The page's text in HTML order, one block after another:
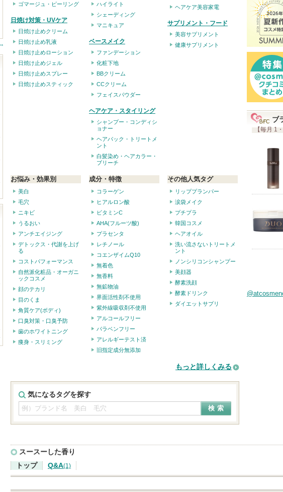
ゴマージュ・ピーリング
日焼け対策・UVケア
日焼け止めクリーム
日焼け止め乳液
日焼け止めローション
日焼け止めジェル
日焼け止めスプレー
日焼け止めスティック
ハイライト
シェーディング
マニキュア
ベースメイク
ファンデーション
化粧下地
BBクリーム
CCクリーム
フェイスパウダー
ヘアケア・スタイリング
シャンプー・コンディシ
ョナー
ヘアパック・トリートメ
ント
白髪染め・ヘアカラー・
ブリーチ
ヘアケア美容家電
サプリメント・フード
美容サプリメント
健康サプリメント
お悩み・効果別
美白
毛穴
ニキビ
うるおい
アンチエイジング
デトックス・代謝を上げ
る
コストパフォーマンス
自然派化粧品・オーガニ
ックコスメ
顔のテカリ
目のくま
角質ケア(ボディ)
口臭対策・口臭予防
歯のホワイトニング
痩身・スリミング
成分・特徴
コラーゲン
ヒアルロン酸
ビタミンC
AHA(フルーツ酸)
プラセンタ
レチノール
コエンザイムQ10
無着色
無香料
無鉱物油
界面活性剤不使用
紫外線吸収剤不使用
アルコールフリー
パラベンフリー
アレルギーテスト済
旧指定成分無添加
その他人気タグ
リッププランパー
涙袋メイク
プチプラ
韓国コスメ
ヘアオイル
洗い流さないトリートメ
ント
ノンシリコンシャンプー
美顔器
酵素洗顔
酵素ドリンク
ダイエットサプリ
もっと詳しくみる
気になるタグを探す
ブ
【毎月 1
スースーした香り
トップ
Q&A(1)